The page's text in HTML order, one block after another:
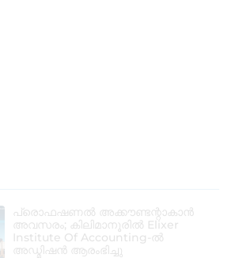
പ്രൊഫഷണൽ അക്കൗണ്ടന്റാകാൻ
അവസരം; കിലിമാനൂരിൽ Elixer
Institute Of Accounting-ൽ
അഡ്മിഷൻ ആരംഭിച്ചു